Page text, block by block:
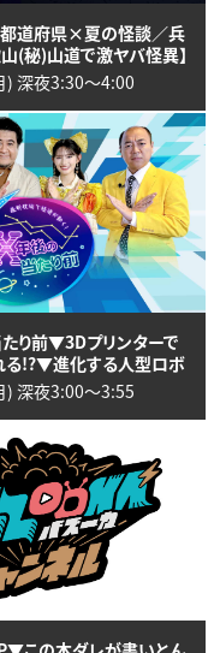
都道府県×夏の怪談／兵
(秘)山道で激ヤバ怪異】
) 深夜3:30〜4:00
り前▼3Dプリンターで
る!?▼進化する人型ロボ
) 深夜3:00〜3:55